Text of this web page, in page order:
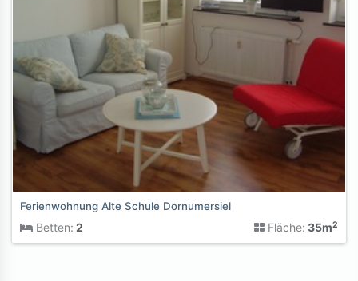
Ferienwohnung Alte Schule Dornumersiel
Betten: 2 Fläche: 35m2